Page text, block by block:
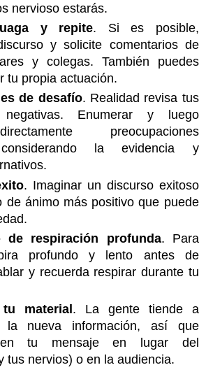
nervioso estarás.
y repite. Si es posible,
y solicite comentarios de
y colegas. También puedes
tu propia actuación.
de desafío. Realidad revisa tus
negativas. Enumerar y luego
preocupaciones
considerando la evidencia y
. Imaginar un discurso exitoso
de ánimo más positivo que puede
de respiración profunda. Para
profundo y lento antes de
y recuerda respirar durante tu
material. La gente tiende a
la nueva información, así que
en tu mensaje en lugar del
tus nervios) o en la audiencia.